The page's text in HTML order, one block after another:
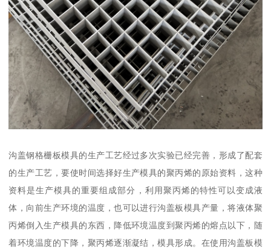
沟盖钢格栅板模具的生产工艺经过多次实验已经完善，形成了配套
的生产工艺，要使时间选择好生产模具的聚丙烯的原始资料，这种
资料是生产模具的重要组成部分，利用聚丙烯的特性可以变成液
体，向前生产环境的温度，也可以进行沟盖板模具产量，将液体聚
丙烯倒入生产模具的东西，降低环境温度到聚丙烯的熔点以下，随
着环境温度的下降，聚丙烯逐渐凝结，模具形成。在使用沟盖板模